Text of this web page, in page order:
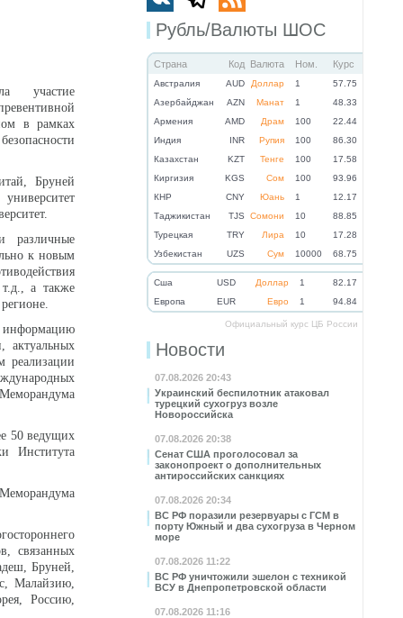
Рубль/Валюты ШОС
Страна Код Валюта Ном. Курс
Австралия AUD Доллар 1
57.75
Азербайджан
AZN Манат 1
48.33
Армения
AMD Драм 100
22.44
Индия
INR Рупия 100
86.30
Казахстан
KZT Тенге 100
17.58
Киргизия
KGS Сом 100
93.96
КНР
CNY Юань 1
12.17
Таджикистан
TJS Сомони 10
88.85
Турецкая
TRY Лира 10
17.28
Узбекистан
UZS Сум 10000 68.75
Cша USD Доллар 1
82.17
Eвропа
EUR Евро 1 94.84
Официальный курс ЦБ России
Новости
07.08.2026 20:43
Украинский беспилотник атаковал
турецкий сухогруз возле
Новороссийска
07.08.2026 20:38
Сенат США проголосовал за
законопроект о дополнительных
антироссийских санкциях
07.08.2026 20:34
ВС РФ поразили резервуары с ГСМ в
порту Южный и два сухогруза в Черном
море
07.08.2026 11:22
ВС РФ уничтожили эшелон с техникой
ВСУ в Днепропетровской области
07.08.2026 11:16
участие
в рамках
Бруней
различные
к новым
а также
актуальных
реализации
50 ведущих
Института
связанных
Бруней,
Малайзию,
Россию,